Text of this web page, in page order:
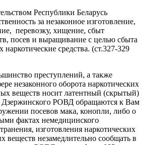
Республики Беларусь
за незаконное изготовление,
перевозку, хищение, сбыт
посев и выращивание с целью сбыта
средства. (ст.327-329
преступлений, а также
незаконного оборота наркотических
веществ носит латентный (скрытый)
Дзержинского РОВД обращаются к Вам
посевов мака, конопли, либо о
фактах немедицинского
изготовления наркотических
веществ незамедлительно сообщать в